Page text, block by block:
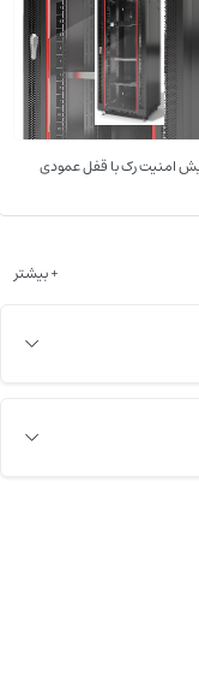
امنیت رک با قفل عمودی
+ بیشتر